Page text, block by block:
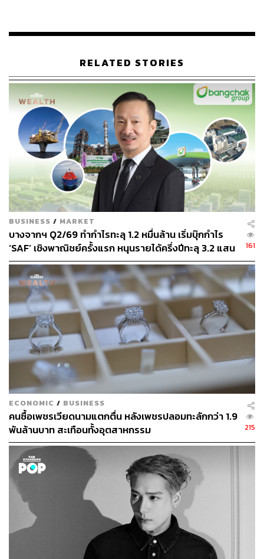
RELATED STORIES
BUSINESS / MARKET
บางจากฯ Q2/69 ทำกำไรทะลุ 1.2 หมื่นล้าน เริ่มบุ๊กกำไร
‘SAF’ เชิงพาณิชย์ครั้งแรก หนุนรายได้ครึ่งปีทะลุ 3.2 แสน
ล้าน
161
ECONOMIC / BUSINESS
คนซื้อเพชรเวียดนามแตกตื่น หลังเพชรปลอมทะลักกว่า 1.9
พันล้านบาท สะเทือนทั้งอุตสาหกรรม
215